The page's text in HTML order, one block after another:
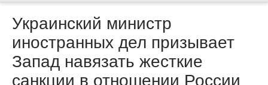
Украинский министр
иностранных дел призывает
Запад навязать жесткие
санкции в отношении России